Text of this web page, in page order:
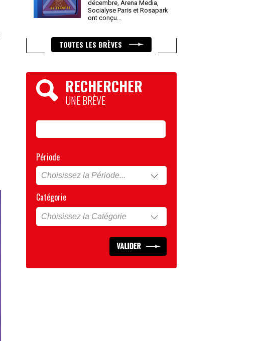
décembre, Arena Media,
Socialyse Paris et Rosapark
ont conçu...
TOUTES LES BRÈVES
RECHERCHER
UNE BRÈVE
Période
Catégorie